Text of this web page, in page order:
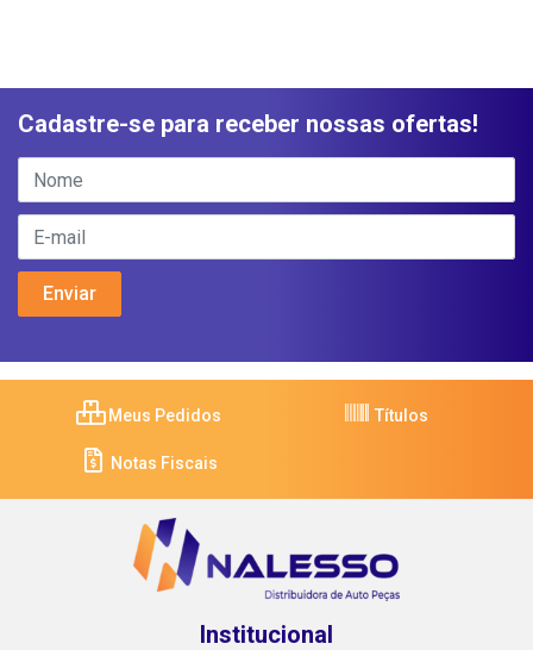
Cadastre-se para receber nossas ofertas!
Meus Pedidos Títulos
Notas Fiscais
Institucional